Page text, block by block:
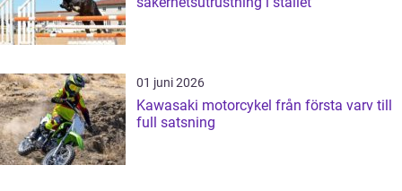
01 juni 2026
Kawasaki motorcykel från första varv till
full satsning